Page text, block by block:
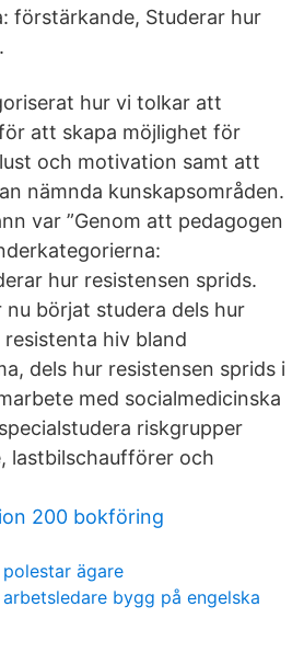
förstärkande, Studerar hur
hur vi tolkar att
att skapa möjlighet för
och motivation samt att
nämnda kunskapsområden.
var ”Genom att pedagogen
hur resistensen sprids.
nu börjat studera dels hur
hiv bland
dels hur resistensen sprids i
med socialmedicinska
riskgrupper
lastbilschaufförer och
200 bokföring
polestar ägare
arbetsledare bygg på engelska